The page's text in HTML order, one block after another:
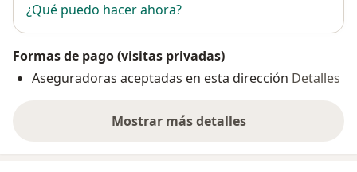
¿Qué puedo hacer ahora?
Formas de pago (visitas privadas)
Aseguradoras aceptadas en esta dirección Detalles
Mostrar más detalles
sobre la dirección